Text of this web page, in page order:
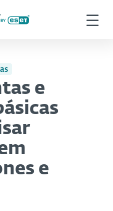
e
e